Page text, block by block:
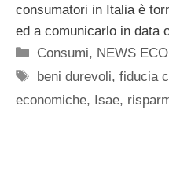
consumatori in Italia è
ed a comunicarlo in data
Categorie
Consumi, NEWS
Tag
beni durevoli,fiducia
economiche, Isae,